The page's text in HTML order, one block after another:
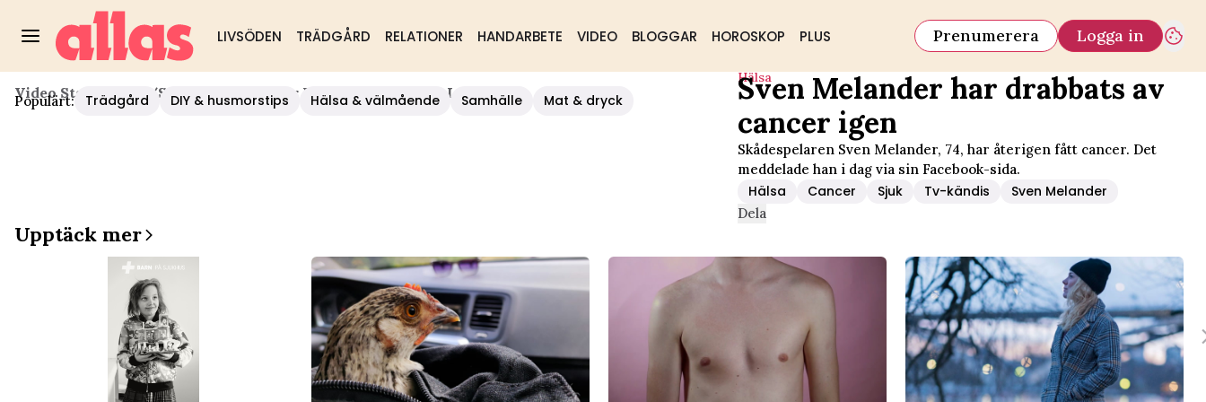
LIVSÖDEN TRÄDGÅRD RELATIONER HANDARBETE VIDEO BLOGGAR HOROSKOP PLUS Prenumerera Logga in
Populärt: Trädgård DIY & husmorstips Hälsa & välmående Samhälle Mat & dryck
Video Start / Hälsa /Sven Melander Har Drabbats Av Cancer Igen
Hälsa
Sven Melander har drabbats av
cancer igen
Skådespelaren Sven Melander, 74, har återigen fått cancer. Det
meddelade han i dag via sin Facebook-sida.
Hälsa Cancer Sjuk Tv-kändis Sven Melander
Dela
Upptäck mer